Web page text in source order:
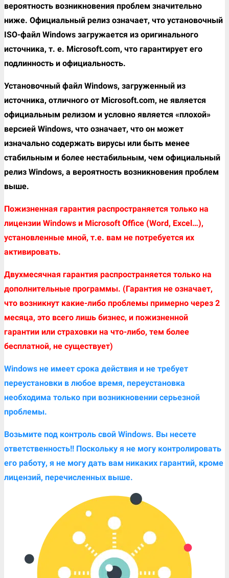
вероятность возникновения проблем значительно
ниже. Официальный релиз означает, что установочный
ISO-файл Windows загружается из оригинального
источника, т. е. Microsoft.com, что гарантирует его
подлинность и официальность.
Установочный файл Windows, загруженный из
источника, отличного от Microsoft.com, не является
официальным релизом и условно является «плохой»
версией Windows, что означает, что он может
изначально содержать вирусы или быть менее
стабильным и более нестабильным, чем официальный
релиз Windows, а вероятность возникновения проблем
выше.
Пожизненная гарантия распространяется только на
лицензии Windows и Microsoft Office (Word, Excel…),
установленные мной, т.е. вам не потребуется их
активировать.
Двухмесячная гарантия распространяется только на
дополнительные программы. (Гарантия не означает,
что возникнут какие-либо проблемы примерно через 2
месяца, это всего лишь бизнес, и пожизненной
гарантии или страховки на что-либо, тем более
бесплатной, не существует)
Windows не имеет срока действия и не требует
переустановки в любое время, переустановка
необходима только при возникновении серьезной
проблемы.
Возьмите под контроль свой Windows. Вы несете
ответственность!! Поскольку я не могу контролировать
его работу, я не могу дать вам никаких гарантий, кроме
лицензий, перечисленных выше.